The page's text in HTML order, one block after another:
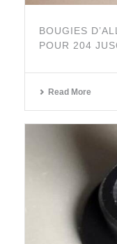
BOUGIES
POUR 204
Read More